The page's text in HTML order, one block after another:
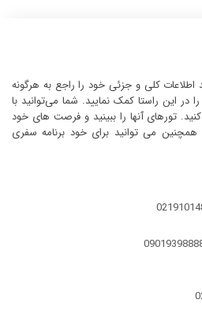
کلی و جزئی خود را راجع به هرگونه
در این راستا کمک نمایید. شما می‌توانید با
تورهای آنها را ببینید و فرصت های خود
می توانید برای خود برنامه سفری